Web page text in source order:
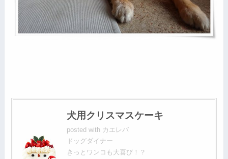
犬用クリスマスケーキ
posted with カエレバ
ドッグダイナー
きっとワンコも大喜び！？